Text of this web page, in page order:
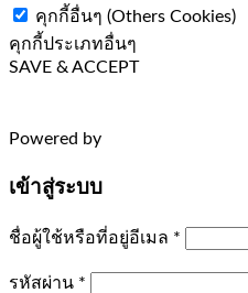
คุกกี้อื่นๆ (Others Cookies)
คุกกี้ประเภทอื่นๆ
SAVE & ACCEPT
Powered by
เข้าสู่ระบบ
ชื่อผู้ใช้หรือที่อยู่อีเมล *
รหัสผ่าน *